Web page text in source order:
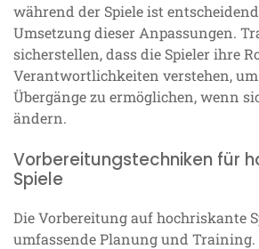
während der Spiele ist
Umsetzung dieser Anpassungen.
sicherstellen, dass die Spieler ihre
Verantwortlichkeiten verstehen,
Übergänge zu ermöglichen, wenn
ändern.
Vorbereitungstechniken für
Spiele
Die Vorbereitung auf hochriskante
umfassende Planung und